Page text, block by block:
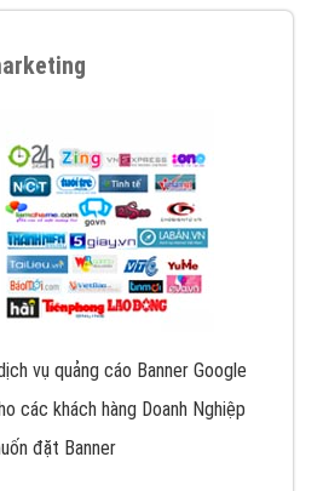
vụ quảng cáo Banner Google
các khách hàng Doanh Nghiệp
đặt Banner